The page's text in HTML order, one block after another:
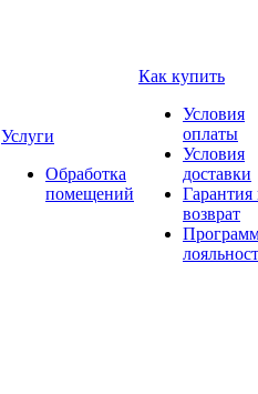
Услуги
Обработка
помещений
Как купить
Условия
оплаты
Условия
доставки
Гарантия
возврат